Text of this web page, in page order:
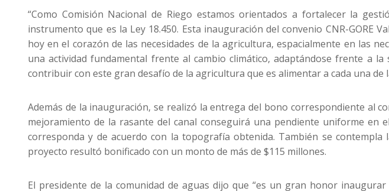
“Como Comisión Nacional de Riego estamos orientados a fortalecer la
instrumento que es la Ley 18.450. Esta inauguración del convenio CNR-
hoy en el corazón de las necesidades de la agricultura, espacialmente en las
una actividad fundamental frente al cambio climático, adaptándose frente a
contribuir con este gran desafío de la agricultura que es alimentar a cada una
Además de la inauguración, se realizó la entrega del bono correspondiente al
mejoramiento de la rasante del canal conseguirá una pendiente uniforme
corresponda y de acuerdo con la topografía obtenida. También se
proyecto resultó bonificado con un monto de más de $115 millones.
El presidente de la comunidad de aguas dijo que “es un gran honor